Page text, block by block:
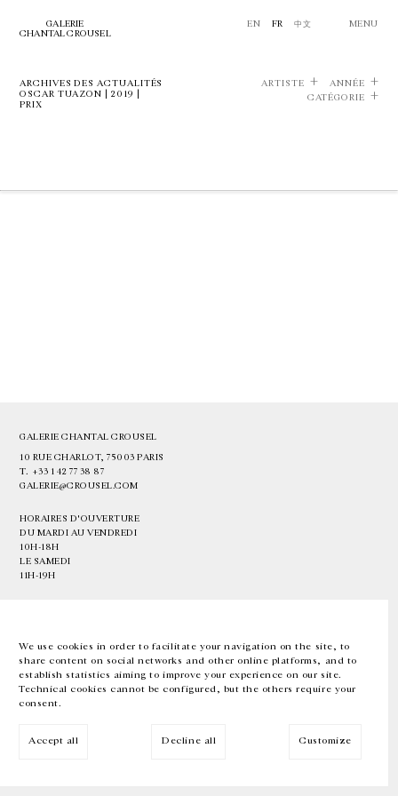
We use cookies in order to facilitate your navigation on the site, to
share content on social networks and other online platforms, and to
establish statistics aiming to improve your experience on our site.
Technical cookies cannot be configured, but the others require your
consent.
Accept all Decline all Customize
GALERIE
CHANTAL CROUSEL
EN FR 中文 MENU
ARCHIVES DES ACTUALITÉS
OSCAR TUAZON | 2019 |
PRIX
ARTISTE
ANNÉE
CATÉGORIE
GALERIE CHANTAL CROUSEL
10 RUE CHARLOT, 75003 PARIS
T. +33 1 42 77 38 87
GALERIE@CROUSEL.COM
HORAIRES D'OUVERTURE
DU MARDI AU VENDREDI
10H-18H
LE SAMEDI
11H-19H
EN FR 中文 Facebook Instagram
Inscrivez-vous à notre newsletter